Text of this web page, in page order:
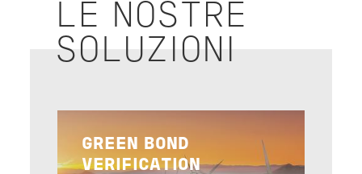
LE NOSTRE
SOLUZIONI
GREEN BOND
VERIFICATION